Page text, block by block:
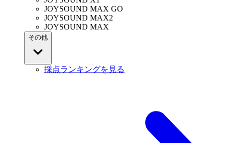
JOYSOUND MAX GO
JOYSOUND MAX2
JOYSOUND MAX
その他
採点ランキングを見る